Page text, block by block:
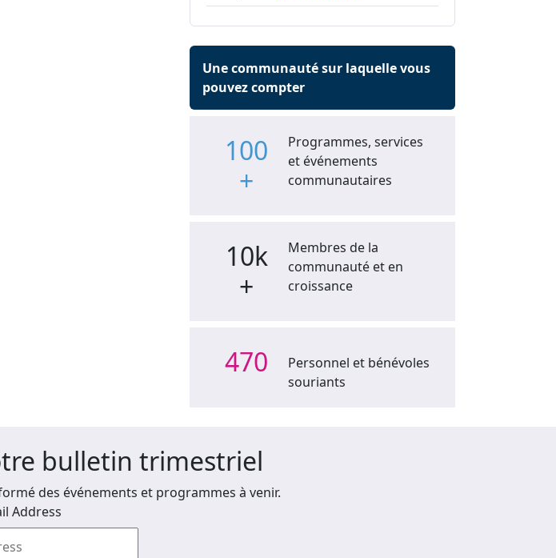
Une communauté sur laquelle vous
pouvez compter
100
+
Programmes, services
et événements
communautaires
10k
+
Membres de la
communauté et en
croissance
470
Personnel et bénévoles
souriants
bulletin trimestriel
des événements et programmes à venir.
Address